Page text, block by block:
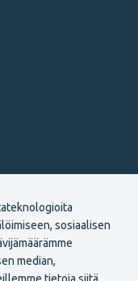
sosiaalisen
median,